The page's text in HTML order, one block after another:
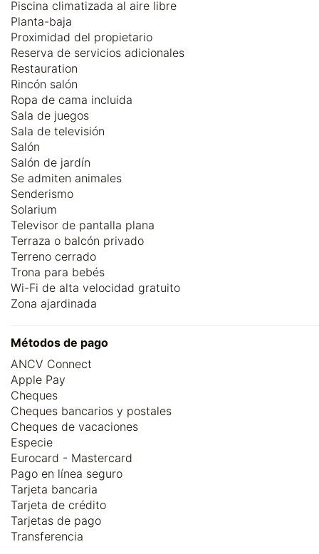
Piscina climatizada al aire libre
Planta-baja
Proximidad del propietario
Reserva de servicios adicionales
Restauration
Rincón salón
Ropa de cama incluida
Sala de juegos
Sala de televisión
Salón
Salón de jardín
Se admiten animales
Senderismo
Solarium
Televisor de pantalla plana
Terraza o balcón privado
Terreno cerrado
Trona para bebés
Wi-Fi de alta velocidad gratuito
Zona ajardinada
Métodos de pago
ANCV Connect
Apple Pay
Cheques
Cheques bancarios y postales
Cheques de vacaciones
Especie
Eurocard - Mastercard
Pago en línea seguro
Tarjeta bancaria
Tarjeta de crédito
Tarjetas de pago
Transferencia